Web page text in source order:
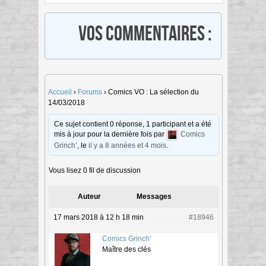
Vos commentaires :
Accueil › Forums › Comics VO : La sélection du
14/03/2018
Ce sujet contient 0 réponse, 1 participant et a été
mis à jour pour la dernière fois par
Comics
Grinch’, leil y a 8 années et 4 mois.
Vous lisez 0 fil de discussion
Auteur Messages
17 mars 2018 à 12 h 18 min #18946
Comics Grinch’
Maître des clés